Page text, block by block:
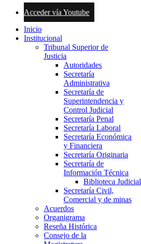
Acceder vía Youtube
Inicio
Institucional
Tribunal Superior de
Justicia
Autoridades
Secretaría
Administrativa
Secretaría de
Superintendencia y
Control Judicial
Secretaría Penal
Secretaría Laboral
Secretaría Económica
y Financiera
Secretaría Originaria
Secretaría de
Información Técnica
Biblioteca Judicial
Secretaría Civil,
Comercial y de minas
Acuerdos
Organigrama
Reseña Histórica
Consejo de la